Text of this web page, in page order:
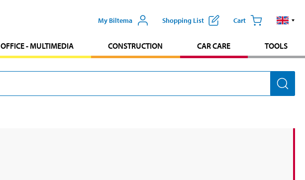
My Biltema Shopping List Cart
OFFICE - MULTIMEDIA CONSTRUCTION CAR CARE TOOLS